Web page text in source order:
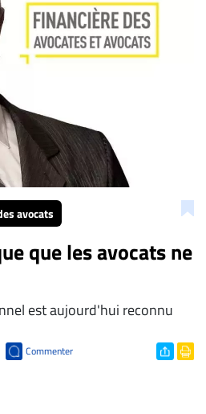
avocats
que les avocats ne
est aujourd'hui reconnu
Commenter